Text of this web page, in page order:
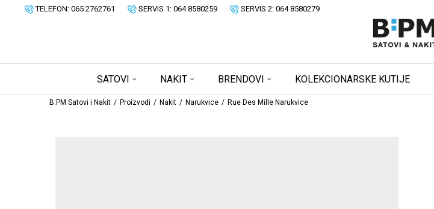
TELEFON: 065 2762761 SERVIS 1: 064 8580259 SERVIS 2: 064 8580279
SATOVI NAKIT BRENDOVI KOLEKCIONARSKE KUTIJE
B:PM Satovi i Nakit Proizvodi Nakit Narukvice Rue Des Mille Narukvice